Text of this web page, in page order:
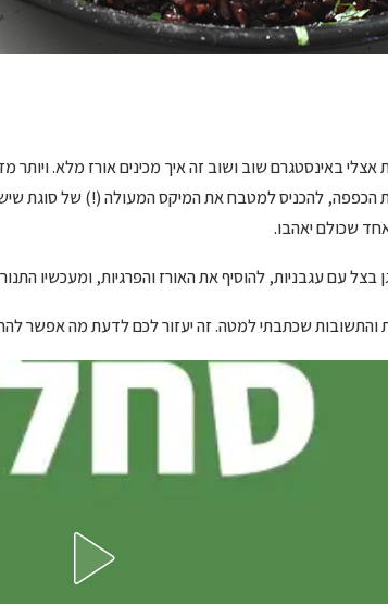
באינסטגרם שוב ושוב זה איך מכינים אורז מלא. ויותר
שכולם יאהבו.
עם עגבניות, להוסיף את האורז והפרגיות, ומעכשיו
והתשובות שכתבתי למטה. זה יעזור לכם לדעת מה אפשר